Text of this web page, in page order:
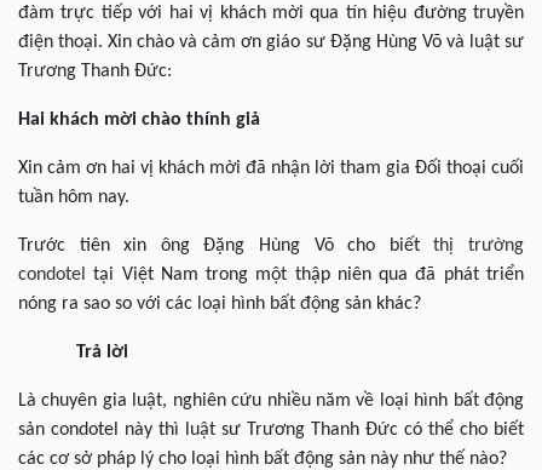
đàm trực tiếp với hai vị khách mời qua tín hiệu đường truyền
điện thoại. Xin chào và cảm ơn giáo sư Đặng Hùng Võ và luật sư
Trương Thanh Đức:
Hai khách mời chào thính giả
Xin cảm ơn hai vị khách mời đã nhận lời tham gia Đối thoại cuối
tuần hôm nay.
Trước tiên xin ông Đặng Hùng Võ cho biếtthị trường
condoteltại Việt Nam trong một thập niên qua đã phát triển
nóng ra sao so với các loại hình bất động sản khác?
Trả lời
Là chuyên gia luật, nghiên cứu nhiều năm về loại hình bất động
sản condotel này thì luật sư Trương Thanh Đức có thể cho biết
các cơ sở pháp lý cho loại hình bất động sản này như thế nào?